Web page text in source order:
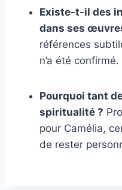
Existe-t-il des
dans ses
références
n’a été confirmé.
Pourquoi tant
spiritualité ?
pour Camélia,
de rester